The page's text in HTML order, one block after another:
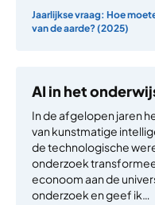
Jaarlijkse vraag: Hoe
van de aarde? (2025)
AI in het
In de afgelopen jaren
van kunstmatige
de technologische
onderzoek
econoom aan de
onderzoek en geef ik…